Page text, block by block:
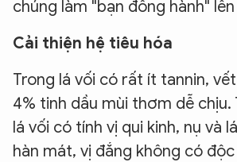
chúng làm "bạn đồng hành"
Cải thiện hệ tiêu hóa
Trong lá vối có rất ít tannin,
4% tinh dầu mùi thơm dễ chịu.
lá vối có tính vị qui kinh, nụ và
hàn mát, vị đắng không có